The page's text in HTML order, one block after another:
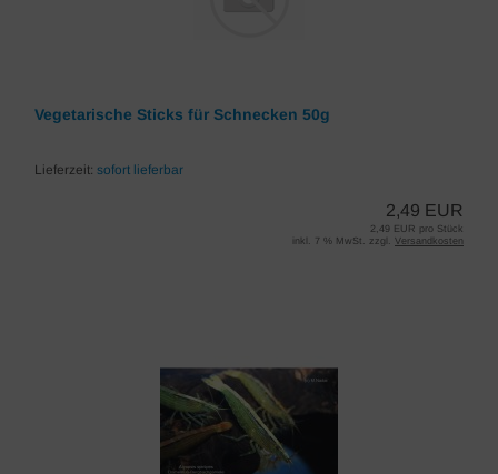
Vegetarische Sticks für Schnecken 50g
Lieferzeit: sofort lieferbar
2,49 EUR
2,49 EUR pro Stück
inkl. 7 % MwSt. zzgl. Versandkosten